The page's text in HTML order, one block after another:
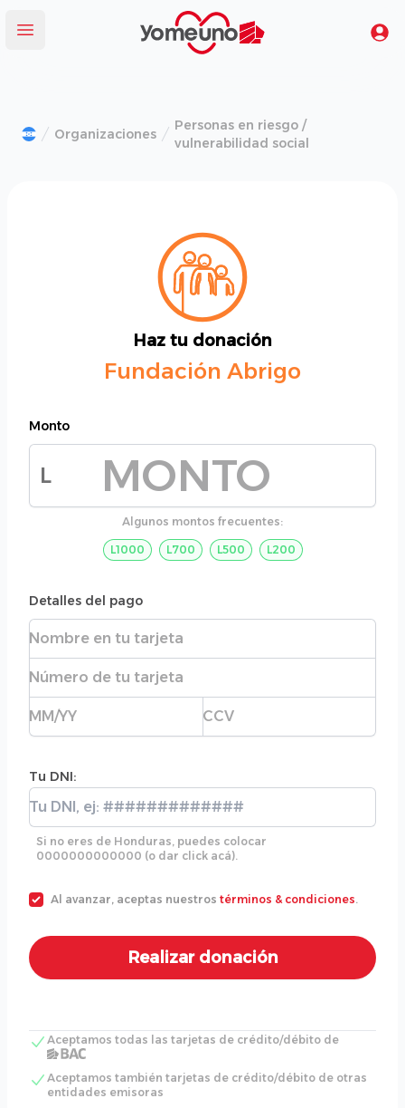
Abrir menú
Yomeuno.com
Organizaciones
Personas en riesgo /
vulnerabilidad social
Haz tu donación
Fundación Abrigo
Monto
Monto de la donación
L
Algunos montos frecuentes:
L1000 L700 L500 L200
Detalles del pago
Nombre completo
Número de tarjeta
Fecha de expiración CVC
Tu DNI:
Tu DNI:
Si no eres de Honduras, puedes colocar
0000000000000 (o dar click acá).
Al avanzar, aceptas nuestros términos & condiciones.
Aceptamos todas las tarjetas de crédito/débito de
Aceptamos también tarjetas de crédito/débito de otras
entidades emisoras